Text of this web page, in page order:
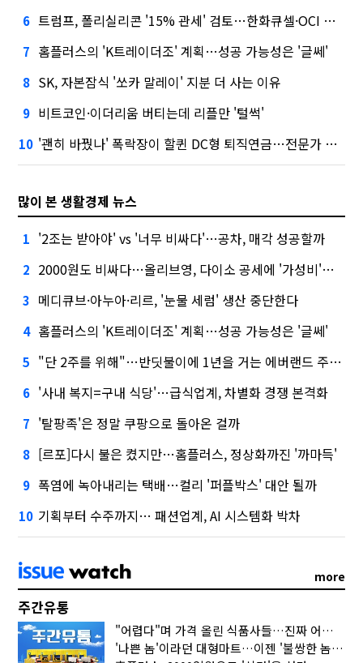
6 트럼프, 폴리실리콘 '15% 관세' 검토…한화큐셀·OCI 영향은?
7 홈플러스의 'K트레이더조' 계획…성공 가능성은 '글쎄'
8 SK, 자본잠식 '쏘카 말레이' 지분 더 사는 이유
9 비트코인·이더리움 버티는데 리플만 '털썩'
10 '괜히 바꿨나' 폭락장이 할퀸 DC형 퇴직연금…전문가 조언은
많이 본 생활경제 뉴스
1 '2조는 받아야' vs '너무 비싸다'…공차, 매각 성공할까
2 2000원도 비싸다…올리브영, 다이소 공세에 '가성비'로 맞불
3 메디큐브·아누아·리르, '눈물 세럼' 생산 중단한다
4 홈플러스의 'K트레이더조' 계획…성공 가능성은 '글쎄'
5 "단 2주를 위해"…반딧불이에 1년을 거는 에버랜드 주키퍼
6 '사내 복지=구내 식당'…급식업계, 차별화 경쟁 본격화
7 '탈팡족'은 정말 쿠팡으로 돌아온 걸까
8 [르포]다시 불은 켰지만…홈플러스, 정상화까진 '까마득'
9 폭염에 녹아내리는 택배…컬리 '퍼플박스' 대안 될까
10 기획부터 수주까지… 패션업계, AI 시스템화 박차
more
주간유통
"어렵다"며 가격 올린 식품사들…진짜 어려운 거 맞아?
'나쁜 놈'이라던 대형마트…이젠 '불쌍한 놈' 됐다